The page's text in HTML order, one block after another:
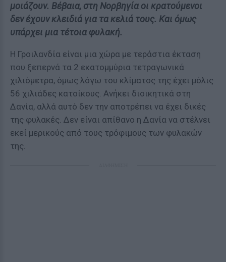
μοιάζουν. Βέβαια, στη Νορβηγία οι κρατούμενοι
δεν έχουν κλειδιά για τα κελιά τους. Και όμως
υπάρχει μια τέτοια φυλακή.
Η Γροιλανδία είναι μια χώρα με τεράστια έκταση
που ξεπερνά τα 2 εκατομμύρια τετραγωνικά
χιλιόμετρα, όμως λόγω του κλίματος της έχει μόλις
56 χιλιάδες κατοίκους. Ανήκει διοικητικά στη
Δανία, αλλά αυτό δεν την αποτρέπει να έχει δικές
της φυλακές. Δεν είναι απίθανο η Δανία να στέλνει
εκεί μερικούς από τους τρόφιμους των φυλακών
της.